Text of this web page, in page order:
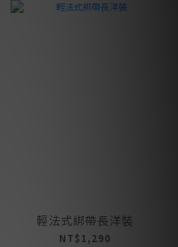
輕法式綁帶長洋裝
NT$1,290